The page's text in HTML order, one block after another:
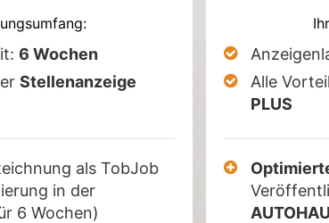
6 Wochen
Stellenanzeige
als TobJob
in der
6 Wochen)
Alle
PLUS